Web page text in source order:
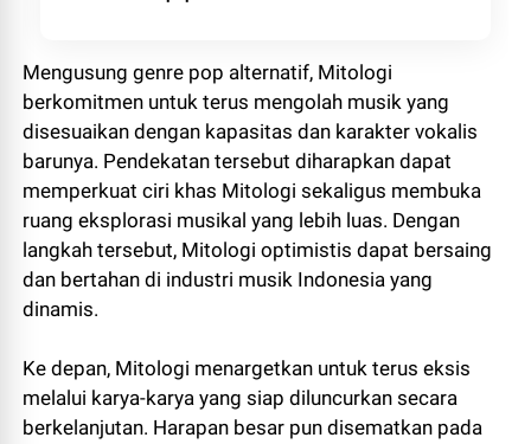
Mengusung genre pop alternatif, Mitologi
berkomitmen untuk terus mengolah musik yang
disesuaikan dengan kapasitas dan karakter vokalis
barunya. Pendekatan tersebut diharapkan dapat
memperkuat ciri khas Mitologi sekaligus membuka
ruang eksplorasi musikal yang lebih luas. Dengan
langkah tersebut, Mitologi optimistis dapat bersaing
dan bertahan di industri musik Indonesia yang
dinamis.
Ke depan, Mitologi menargetkan untuk terus eksis
melalui karya-karya yang siap diluncurkan secara
berkelanjutan. Harapan besar pun disematkan pada